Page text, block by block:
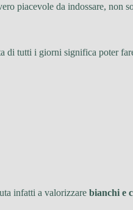
piacevole da indossare, non
di tutti i giorni significa poter
infatti a valorizzare bianchi e